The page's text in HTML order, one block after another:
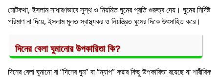
মোটকথা, ইসলাম সাধারণভাবে সুস্থ ও নিয়মিত ঘুমের প্রতি গুরুত্ব দেয়। ঘুমের নির্দিষ্ট
পরিমাণ না দিয়ে, ইসলাম মূলত স্বাস্থ্যকর ও নিয়ন্ত্রিত ঘুমের দিকে উৎসাহিত করে।
দিনের বেলা ঘুমানোর উপকারিতা কি?
দিনের বেলা ঘুমানো বা “দিনের ঘুম” বা “ন্যাপ” করার কিছু উপকারিতা রয়েছে যা শারীরিক